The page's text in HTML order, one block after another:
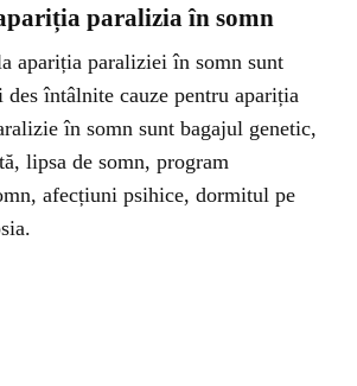
paralizia în somn
apariția paraliziei în somn sunt
întâlnite cauze pentru apariția
în somn sunt bagajul genetic,
lipsa de somn, program
afecțiuni psihice, dormitul pe